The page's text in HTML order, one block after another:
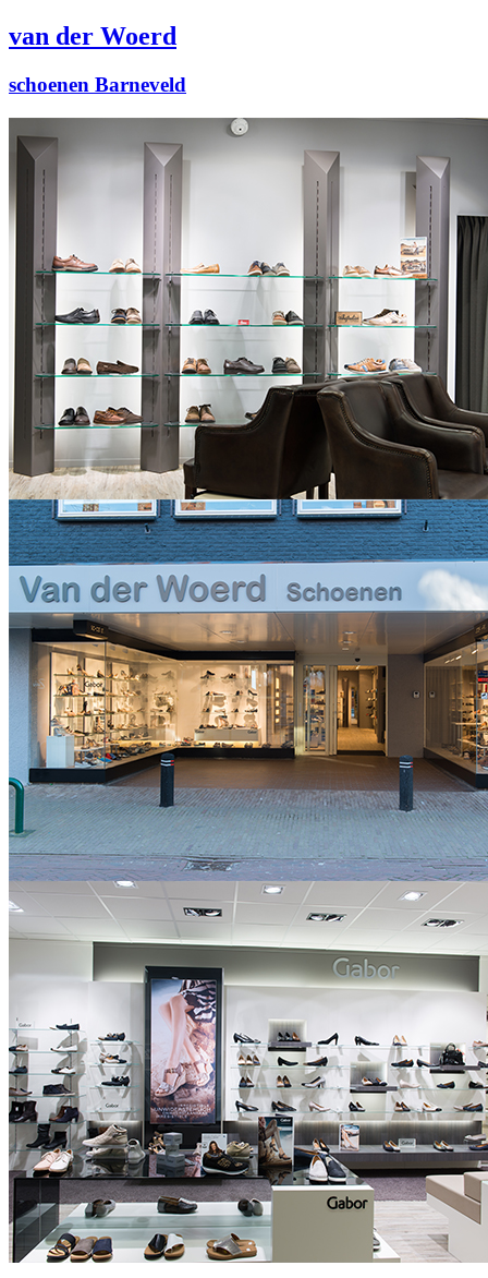
van der Woerd
schoenen Barneveld